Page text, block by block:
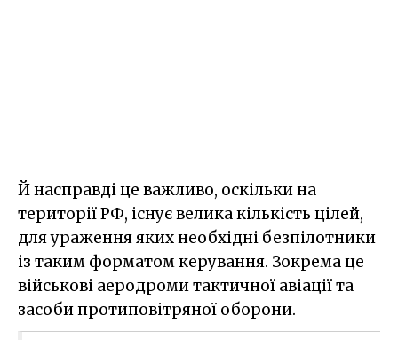
Й насправді це важливо, оскільки на
території РФ, існує велика кількість цілей,
для ураження яких необхідні безпілотники
із таким форматом керування. Зокрема це
військові аеродроми тактичної авіації та
засоби протиповітряної оборони.